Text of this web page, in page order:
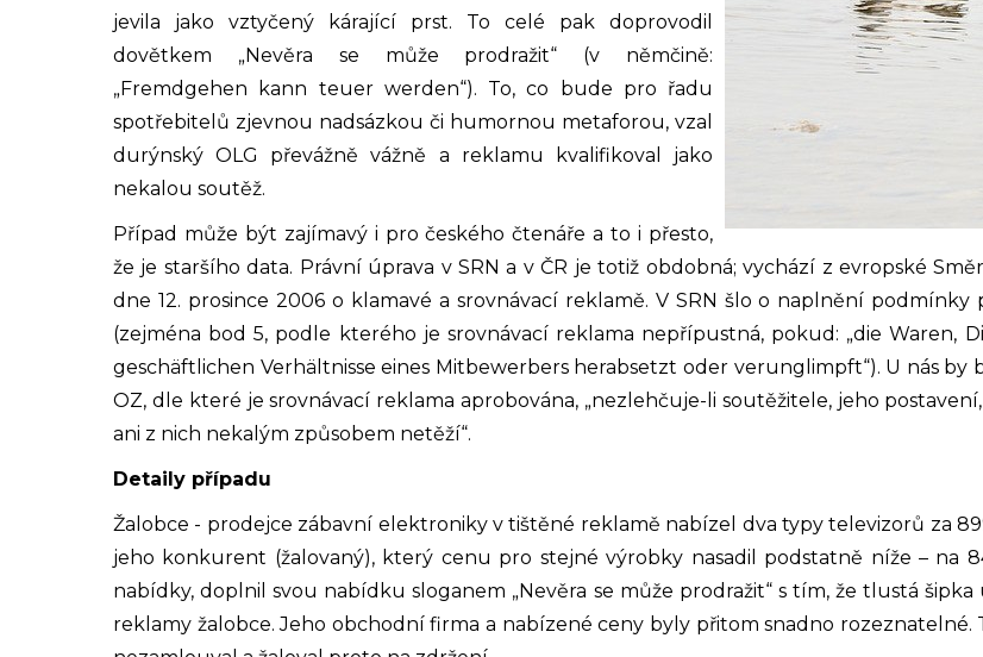
jevila jako vztyčený kárající prst. To celé pak doprovodil
dovětkem „Nevěra se může prodražit“ (v němčině:
„Fremdgehen kann teuer werden“). To, co bude pro řadu
spotřebitelů zjevnou nadsázkou či humornou metaforou, vzal
durýnský OLG převážně vážně a reklamu kvalifikoval jako
nekalou soutěž.
Případ může být zajímavý i pro českého čtenáře a to i přesto,
že je staršího data. Právní úprava v SRN a v ČR je totiž obdobná; vychází z evropské
dne 12. prosince 2006 o klamavé a srovnávací reklamě. V SRN šlo o naplnění
(zejména bod 5, podle kterého je srovnávací reklama nepřípustná, pokud: „die Waren,
geschäftlichen Verhältnisse eines Mitbewerbers herabsetzt oder verunglimpft“). U nás
OZ, dle které je srovnávací reklama aprobována, „nezlehčuje-li soutěžitele, jeho
ani z nich nekalým způsobem netěží“.
Detaily případu
Žalobce - prodejce zábavní elektroniky v tištěné reklamě nabízel dva typy televizorů za
jeho konkurent (žalovaný), který cenu pro stejné výrobky nasadil podstatně níže – na
nabídky, doplnil svou nabídku sloganem „Nevěra se může prodražit“ s tím, že tlustá
reklamy žalobce. Jeho obchodní firma a nabízené ceny byly přitom snadno